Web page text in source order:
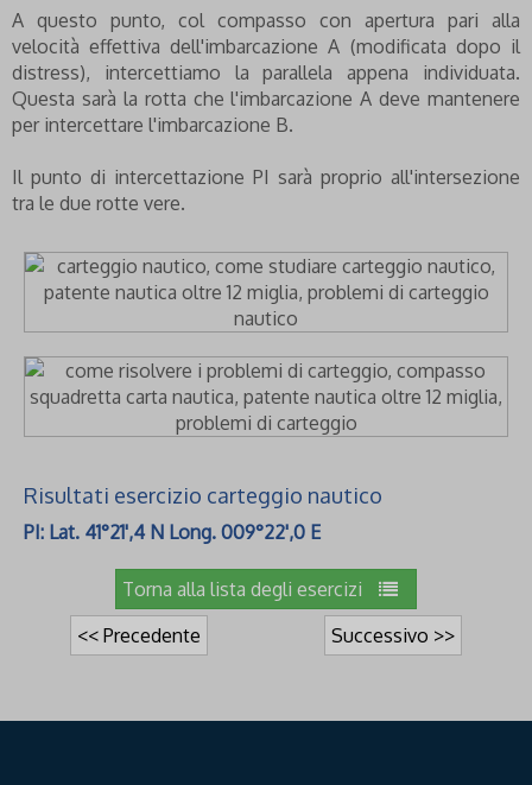
A questo punto, col compasso con apertura pari alla
velocità effettiva dell'imbarcazione A (modificata dopo il
distress), intercettiamo la parallela appena individuata.
Questa sarà la rotta che l'imbarcazione A deve mantenere
per intercettare l'imbarcazione B.
Il punto di intercettazione PI sarà proprio all'intersezione
tra le due rotte vere.
Risultati esercizio carteggio nautico
PI: Lat. 41°21',4 N Long. 009°22',0 E
Torna alla lista degli esercizi
<< Precedente
Successivo >>